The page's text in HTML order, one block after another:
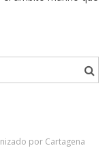
por Cartagena